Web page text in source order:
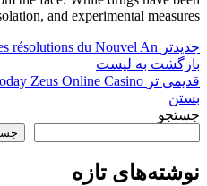
and experimental measures.
جدیدتر résolutions du Nouvel An
بازگشت به لیست
قدیمی تر Zeus Online Casino
بستن
جستجو
نوشته‌های تازه